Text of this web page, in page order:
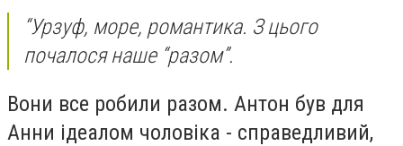
“Урзуф, море, романтика. З цього
почалося наше “разом”.
Вони все робили разом. Антон був для
Анни ідеалом чоловіка - справедливий,